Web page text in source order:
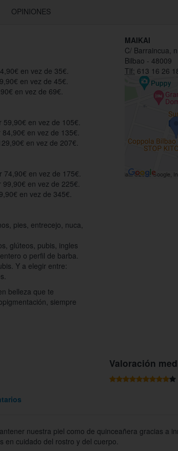
OPINIONES
en vez de 35€.
en vez de 45€.
en vez de 69€.
59,90€ en vez de 105€.
en vez de 135€.
en vez de 207€.
74,90€ en vez de 175€.
en vez de 225€.
en vez de 345€.
pies, entrecejo, nuca,
glúteos, pubis, ingles
o perfil de barba.
Y a elegir entre:
belleza que te
siempre
MAIKAI
C/ Barraincua, n
Bilbao - 48009
Tlf: 613 16 26
Valoración
nuestra piel como de quinceañera gracias a
en cuidado del rostro y del cuerpo.